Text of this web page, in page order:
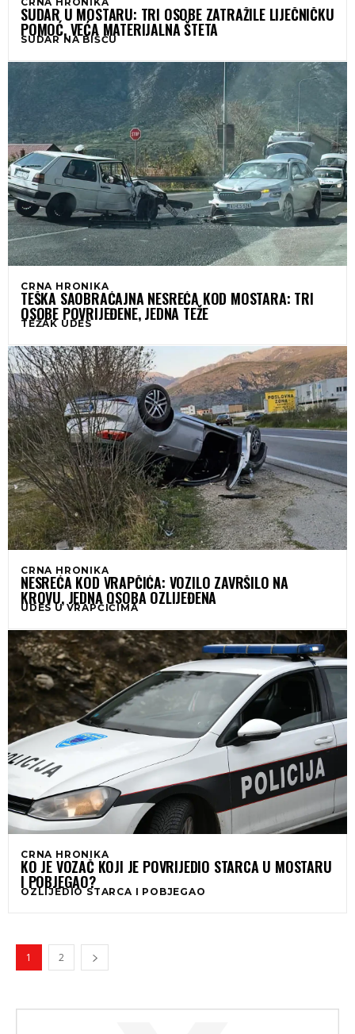
SUDAR U MOSTARU: TRI OSOBE ZATRAŽILE LIJEČNIČKU
POMOĆ, VEĆA MATERIJALNA ŠTETA
SUDAR NA BIŠĆU
CRNA HRONIKA
TEŠKA SAOBRAĆAJNA NESREĆA KOD MOSTARA: TRI
OSOBE POVRIJEĐENE, JEDNA TEŽE
TEŽAK UDES
CRNA HRONIKA
NESREĆA KOD VRAPČIĆA: VOZILO ZAVRŠILO NA
KROVU, JEDNA OSOBA OZLIJEĐENA
UDES U VRAPČIĆIMA
CRNA HRONIKA
KO JE VOZAČ KOJI JE POVRIJEDIO STARCA U MOSTARU
I POBJEGAO?
OZLIJEDIO STARCA I POBJEGAO
1 2